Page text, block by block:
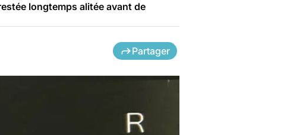
longtemps alitée avant de
Partager